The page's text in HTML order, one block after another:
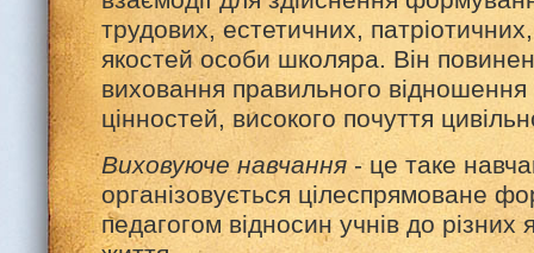
трудових, естетичних,
якостей особи школяра. Він
виховання правильного
цінностей, високого почуття
Виховуюче навчання - це таке
організовується цілеспрямоване
педагогом відносин учнів до